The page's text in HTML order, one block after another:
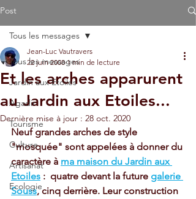
Post
Tous les messages
Jardin aux Etoiles
Agadir
Tourisme
Culture
Artisanat
Ecologie
Tous les messages
Et les arches apparurent
au Jardin aux Etoiles...
Jean-Luc Vautravers
22 juin 2008 1 min de lecture
Dernière mise à jour : 28 oct. 2020
Neuf grandes arches de style
"mosquée" sont appelées à donner du
caractère à ma maison du Jardin aux
Etoiles :  quatre devant la future galerie
Souss, cinq derrière. Leur construction